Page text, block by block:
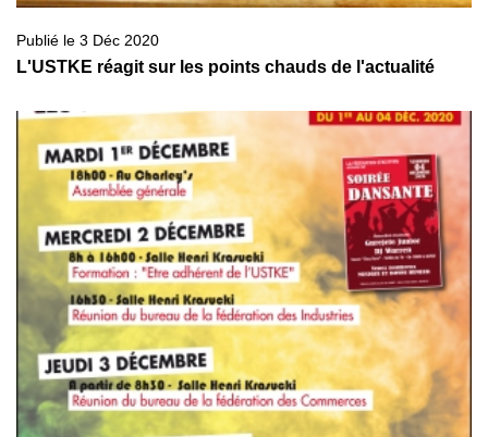
Publié le 3 Déc 2020
L'USTKE réagit sur les points chauds de l'actualité